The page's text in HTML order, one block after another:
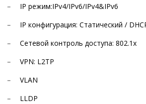
IP режим:IPv4/IPv6/IPv4&IPv6
IP конфигурация: Статический /
Сетевой контроль доступа: 802.1x
VPN: L2TP
VLAN
LLDP